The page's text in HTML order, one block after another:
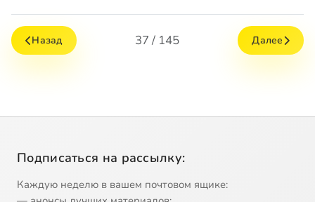
Назад 37 / 145 Далее
Подписаться на рассылку:
Каждую неделю в вашем почтовом ящике: